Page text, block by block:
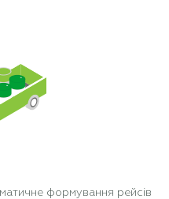
формування рейсів